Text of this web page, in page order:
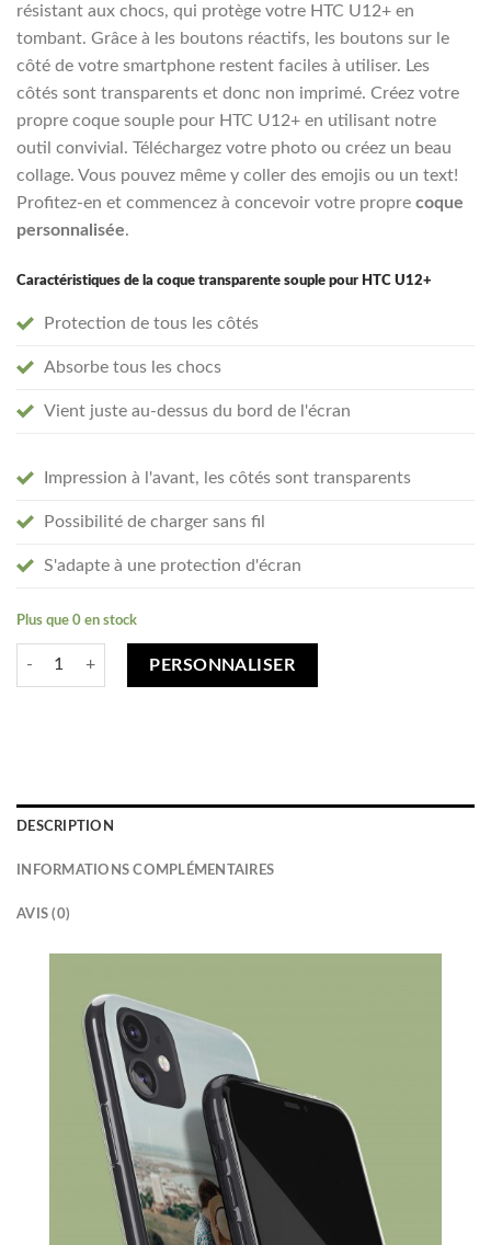
résistant aux chocs, qui protège votre HTC U12+ en
tombant. Grâce à les boutons réactifs, les boutons sur le
côté de votre smartphone restent faciles à utiliser. Les
côtés sont transparents et donc non imprimé. Créez votre
propre coque souple pour HTC U12+ en utilisant notre
outil convivial. Téléchargez votre photo ou créez un beau
collage. Vous pouvez même y coller des emojis ou un text!
Profitez-en et commencez à concevoir votre propre coque
personnalisée.
Caractéristiques de la coque transparente souple pour HTC U12+
Protection de tous les côtés
Absorbe tous les chocs
Vient juste au-dessus du bord de l'écran
Impression à l'avant, les côtés sont transparents
Possibilité de charger sans fil
S'adapte à une protection d'écran
Plus que 0 en stock
quantité de Créez votre HTC U12+ coque personnalisée - transparent
PERSONNALISER
DESCRIPTION
INFORMATIONS COMPLÉMENTAIRES
AVIS (0)